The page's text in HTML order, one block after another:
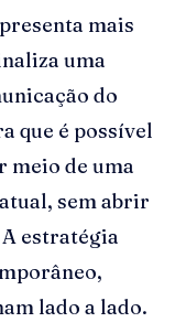
mais
uma
do
que é possível
de uma
sem abrir
estratégia
lado a lado.